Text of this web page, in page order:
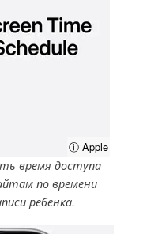
ⓘ Apple
время доступа
по времени
ребенка.